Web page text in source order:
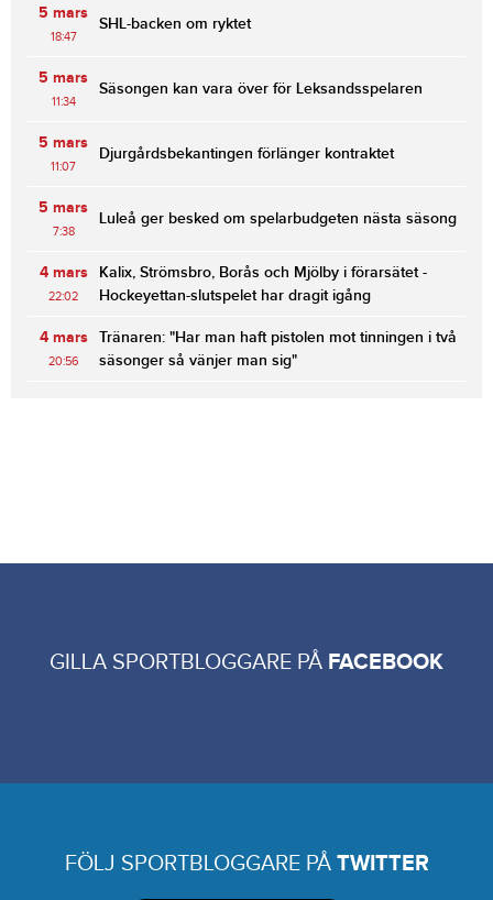
5 mars
18:47
SHL-backen om ryktet
5 mars
11:34
Säsongen kan vara över för Leksandsspelaren
5 mars
11:07
Djurgårdsbekantingen förlänger kontraktet
5 mars
7:38
Luleå ger besked om spelarbudgeten nästa säsong
4 mars
22:02
Kalix, Strömsbro, Borås och Mjölby i förarsätet -
Hockeyettan-slutspelet har dragit igång
4 mars
20:56
Tränaren: "Har man haft pistolen mot tinningen i två
säsonger så vänjer man sig"
GILLA SPORTBLOGGARE PÅ FACEBOOK
FÖLJ SPORTBLOGGARE PÅ TWITTER